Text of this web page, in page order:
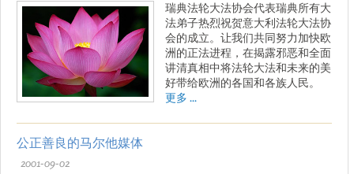
瑞典法轮大法协会代表瑞典所有大
法弟子热烈祝贺意大利法轮大法协
会的成立。让我们共同努力加快欧
洲的正法进程，在揭露邪恶和全面
讲清真相中将法轮大法和未来的美
好带给欧洲的各国和各族人民。
更多 ...
公正善良的马尔他媒体
2001-09-02